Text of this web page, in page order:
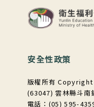
安全性政策
版權所有
(63047) 雲林縣斗南
電話：(05) 595-